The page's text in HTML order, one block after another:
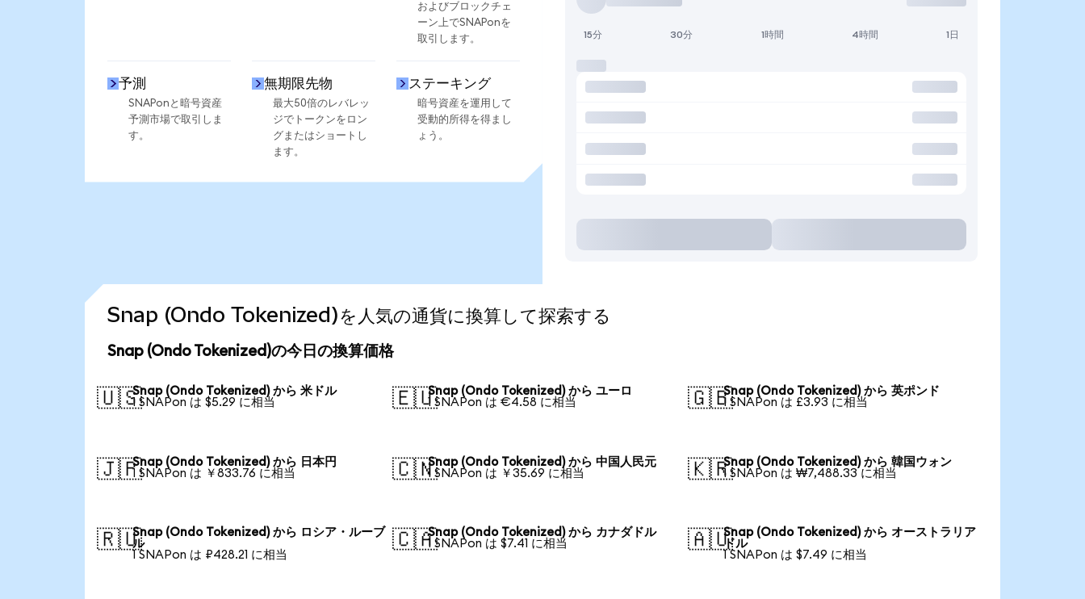
およびブロックチェ
ーン上でSNAPonを
取引します。
予測
SNAPonと暗号資産
予測市場で取引しま
す。
無期限先物
最大50倍のレバレッ
ジでトークンをロン
グまたはショートし
ます。
ステーキング
暗号資産を運用して
受動的所得を得まし
ょう。
15分 30分 1時間 4時間 1日
Snap (Ondo Tokenized)を人気の通貨に換算して探索する
Snap (Ondo Tokenized)の今日の換算価格
🇺🇸Snap (Ondo Tokenized) から 米ドル
1 SNAPon は $5.29 に相当
🇪🇺Snap (Ondo Tokenized) から ユーロ
1 SNAPon は €4.58 に相当
🇬🇧Snap (Ondo Tokenized) から 英ポンド
1 SNAPon は £3.93 に相当
🇯🇵Snap (Ondo Tokenized) から 日本円
1 SNAPon は ￥833.76 に相当
🇨🇳Snap (Ondo Tokenized) から 中国人民元
1 SNAPon は ￥35.69 に相当
🇰🇷Snap (Ondo Tokenized) から 韓国ウォン
1 SNAPon は ₩7,488.33 に相当
🇷🇺Snap (Ondo Tokenized) から ロシア・ルーブ
ル
1 SNAPon は ₽428.21 に相当
🇨🇦Snap (Ondo Tokenized) から カナダドル
1 SNAPon は $7.41 に相当
🇦🇺Snap (Ondo Tokenized) から オーストラリア
ドル
1 SNAPon は $7.49 に相当